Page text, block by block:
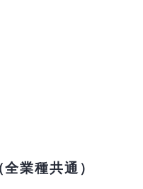
業種共通）